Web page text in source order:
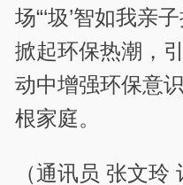
场“‘圾’智如我亲
掀起环保热潮，
动中增强环保意
根家庭。
（通讯员 张文玲